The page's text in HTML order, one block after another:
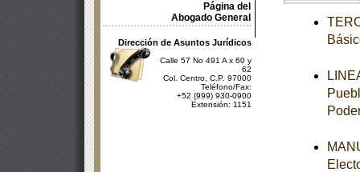
Página del
Abogado General
Dirección de Asuntos Jurídicos
Calle 57 No 491 A x 60 y
62
Col. Centro, C.P. 97000
Teléfono/Fax:
+52 (999) 930-0900
Extensión: 1151